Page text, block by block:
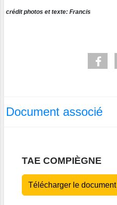
crédit photos et texte: Francis
Document associé
TAE COMPIÈGNE
Télécharger le document